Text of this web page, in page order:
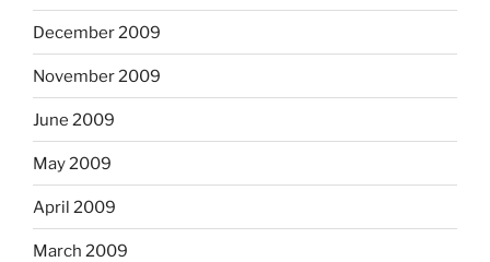
December 2009
November 2009
June 2009
May 2009
April 2009
March 2009